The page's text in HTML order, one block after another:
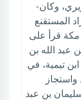
وكان-
المستقنع
مكة قرأ على
عبد الله بن
تيمية، في
واستجاز
بن عبد